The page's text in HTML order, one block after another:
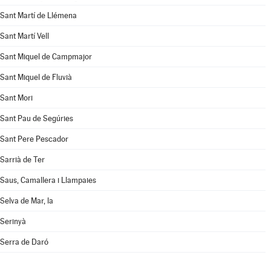
Sant Martí de Llémena
Sant Martí Vell
Sant Miquel de Campmajor
Sant Miquel de Fluvià
Sant Mori
Sant Pau de Segúries
Sant Pere Pescador
Sarrià de Ter
Saus, Camallera i Llampaies
Selva de Mar, la
Serinyà
Serra de Daró